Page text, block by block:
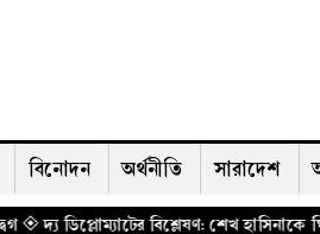
বিনোদন অর্থনীতি সারাদেশ
শেখ হাসিনাকে ঘিরে বাড়ছে কূটনৈতিক